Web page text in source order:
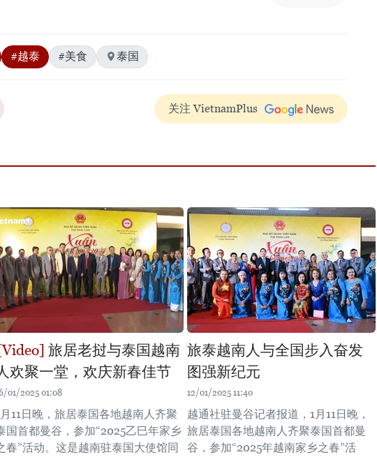
#越泰 #美食 泰国
关注 VietnamPlus
旅居老挝与泰国越南
欢聚一堂，欢庆新春佳节
01/2025 01:08
11日晚，旅居泰国各地越南人齐聚
国首都曼谷，参加“2025乙巳年家乡
春”活动。这是越南驻泰国大使馆同
旅泰越南人与全国步入奋发
图强新纪元
12/01/2025 11:40
越通社驻曼谷记者报道，1月11日晚，
旅居泰国各地越南人齐聚泰国首都曼
谷，参加“2025年越南家乡之春”活